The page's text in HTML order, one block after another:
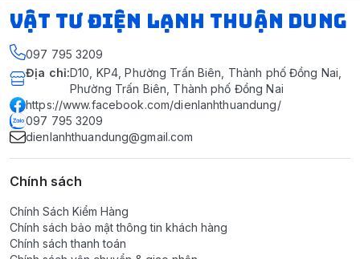
VẬT TƯ ĐIỆN LẠNH THUẬN DUNG
097 795 3209
Địa chỉ:D10, KP4, Phường Trấn Biên, Thành phố Đồng Nai,
Phường Trấn Biên, Thành phố Đồng Nai
https://www.facebook.com/dienlanhthuandung/
097 795 3209
dienlanhthuandung@gmail.com
Chính sách
Chính Sách Kiểm Hàng
Chính sách bảo mật thông tin khách hàng
Chính sách thanh toán